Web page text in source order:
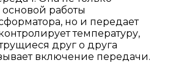
основой работы
но и передает
температуру,
друг о друга
включение передачи.